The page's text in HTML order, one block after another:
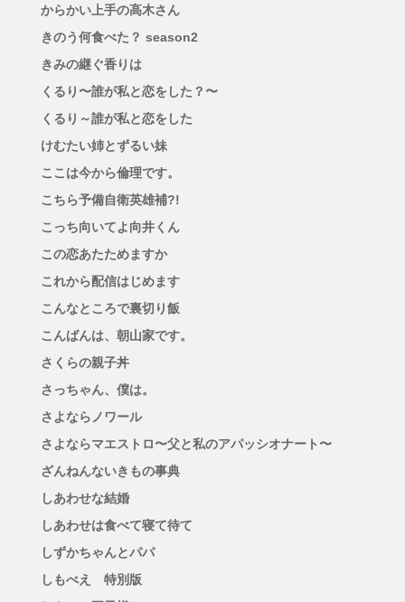
からかい上手の高木さん
きのう何食べた？ season2
きみの継ぐ香りは
くるり〜誰が私と恋をした？〜
くるり～誰が私と恋をした
けむたい姉とずるい妹
ここは今から倫理です。
こちら予備自衛英雄補?!
こっち向いてよ向井くん
この恋あたためますか
これから配信はじめます
こんなところで裏切り飯
こんばんは、朝山家です。
さくらの親子丼
さっちゃん、僕は。
さよならノワール
さよならマエストロ〜父と私のアパッシオナート〜
ざんねんないきもの事典
しあわせな結婚
しあわせは食べて寝て待て
しずかちゃんとパパ
しもべえ 特別版